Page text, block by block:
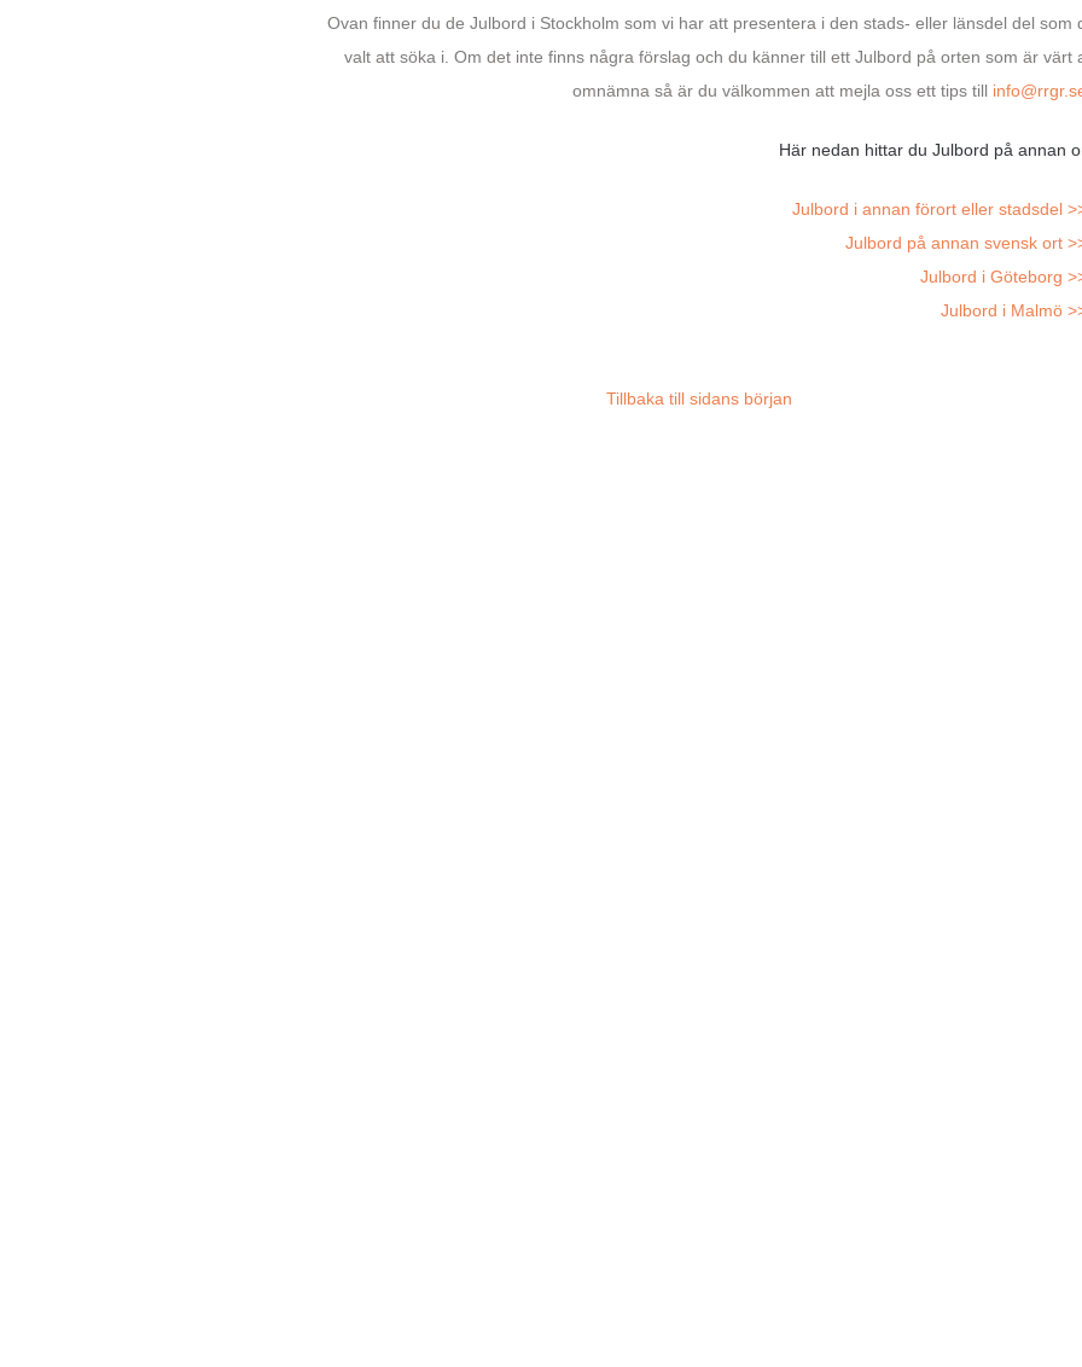
Ovan finner du de Julbord i Stockholm som vi har att presentera i den stads- eller länsdel del som
valt att söka i. Om det inte finns några förslag och du känner till ett Julbord på orten som är värt
omnämna så är du välkommen att mejla oss ett tips till
Här nedan hittar du Julbord på annan
Julbord i annan förort eller stadsdel
Julbord på annan svensk ort
Julbord i Göteborg
Julbord i Malmö
Tillbaka till sidans början